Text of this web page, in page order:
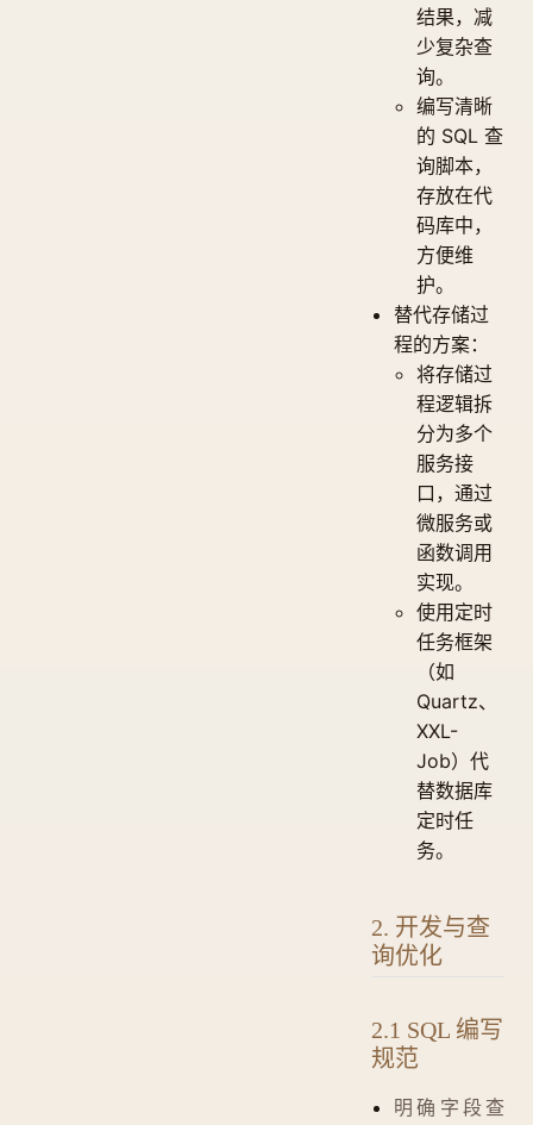
结果，减
少复杂查
询。
编写清晰
的 SQL 查
询脚本，
存放在代
码库中，
方便维
护。
替代存储过
程的方案：
将存储过
程逻辑拆
分为多个
服务接
口，通过
微服务或
函数调用
实现。
使用定时
任务框架
（如
Quartz、
XXL-
Job）代
替数据库
定时任
务。
2. 开发与查
询优化
2.1 SQL 编写
规范
明确字段查